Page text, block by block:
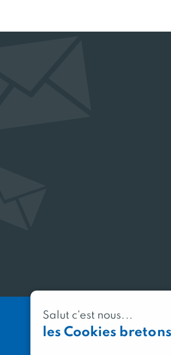
Salut c'est nous...
les Cookies